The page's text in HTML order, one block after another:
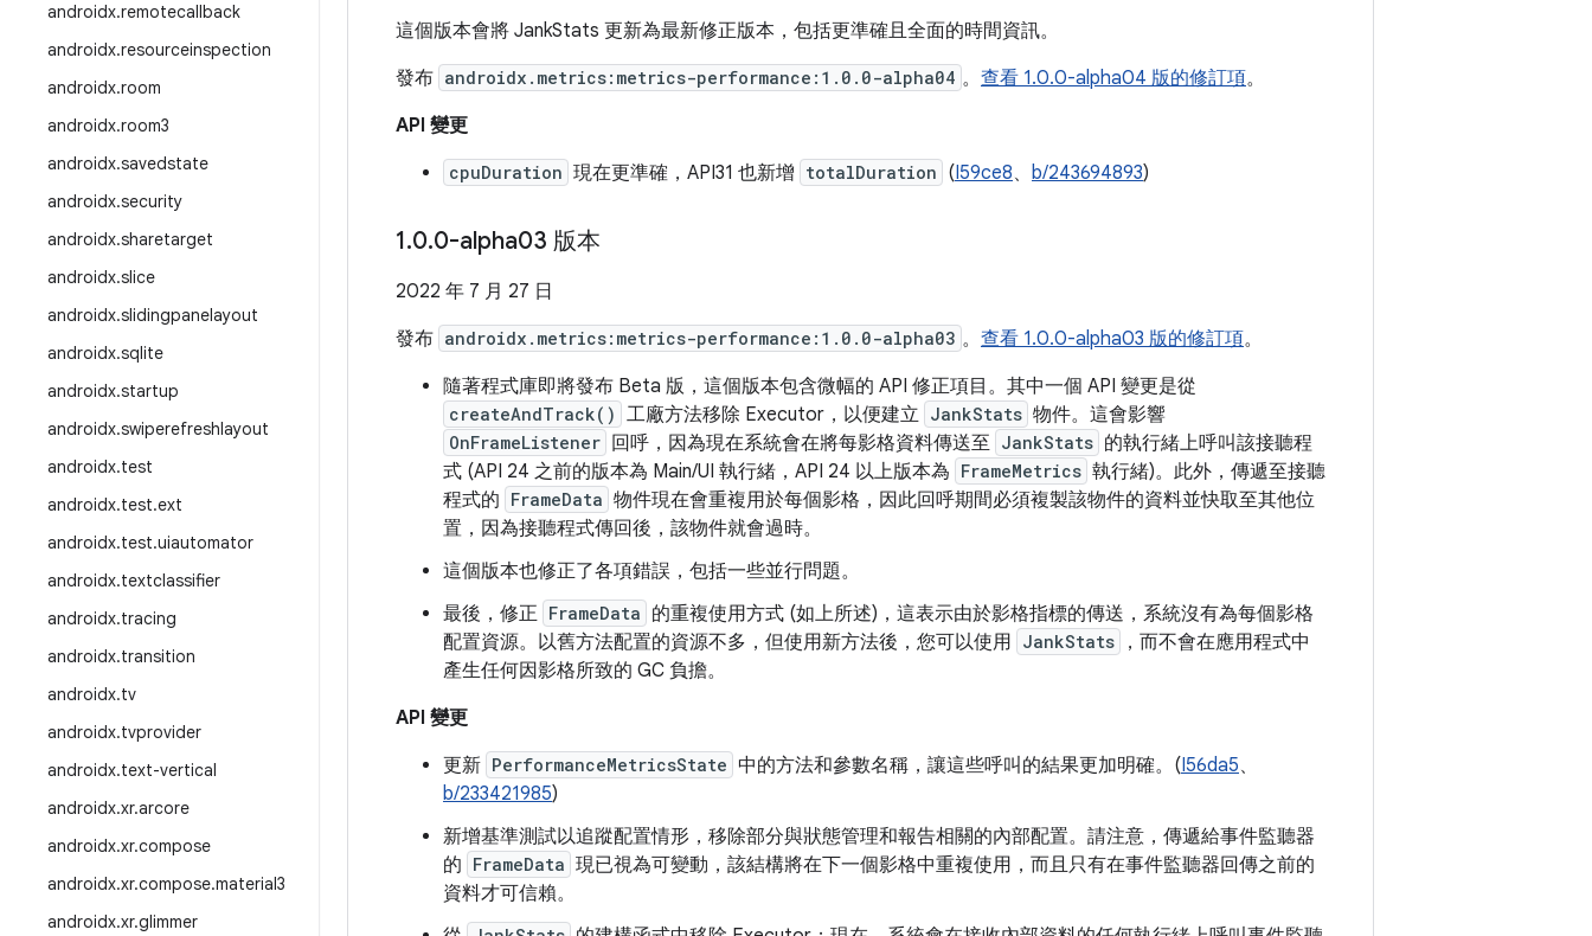
androidx.remotecallback
androidx.resourceinspection
androidx.room
androidx.room3
androidx.savedstate
androidx.security
androidx.sharetarget
androidx.slice
androidx.slidingpanelayout
androidx.sqlite
androidx.startup
androidx.swiperefreshlayout
androidx.test
androidx.test.ext
androidx.test.uiautomator
androidx.textclassifier
androidx.tracing
androidx.transition
androidx.tv
androidx.tvprovider
androidx.text-vertical
androidx.xr.arcore
androidx.xr.compose
androidx.xr.compose.material3
androidx.xr.glimmer
這個版本會將 JankStats 更新為最新修正版本，包括更準確且全面的時間資訊。
發布 androidx.metrics:metrics-performance:1.0.0-alpha04 。 查看 1.0.0-alpha04 版的修訂項。
API 變更
cpuDuration 現在更準確，API31 也新增 totalDuration (I59ce8、 b/243694893)
1.0.0-alpha03 版本
2022 年 7 月 27 日
發布 androidx.metrics:metrics-performance:1.0.0-alpha03 。 查看 1.0.0-alpha03 版的修訂項。
隨著程式庫即將發布 Beta 版，這個版本包含微幅的 API 修正項目。其中一個 API 變更是從
createAndTrack() 工廠方法移除 Executor，以便建立 JankStats 物件。這會影響
OnFrameListener 回呼，因為現在系統會在將每影格資料傳送至 JankStats 的執行緒上呼叫該接聽程
式 (API 24 之前的版本為 Main/UI 執行緒，API 24 以上版本為 FrameMetrics 執行緒)。此外，傳遞至接聽
程式的 FrameData 物件現在會重複用於每個影格，因此回呼期間必須複製該物件的資料並快取至其他位
置，因為接聽程式傳回後，該物件就會過時。
這個版本也修正了各項錯誤，包括一些並行問題。
最後，修正 FrameData 的重複使用方式 (如上所述)，這表示由於影格指標的傳送，系統沒有為每個影格
配置資源。以舊方法配置的資源不多，但使用新方法後，您可以使用 JankStats
，而不會在應用程式中
產生任何因影格所致的 GC 負擔。
API 變更
更新 PerformanceMetricsState 中的方法和參數名稱，讓這些呼叫的結果更加明確。(I56da5、
b/233421985)
新增基準測試以追蹤配置情形，移除部分與狀態管理和報告相關的內部配置。請注意，傳遞給事件監聽器
的 FrameData 現已視為可變動，該結構將在下一個影格中重複使用，而且只有在事件監聽器回傳之前的
資料才可信賴。